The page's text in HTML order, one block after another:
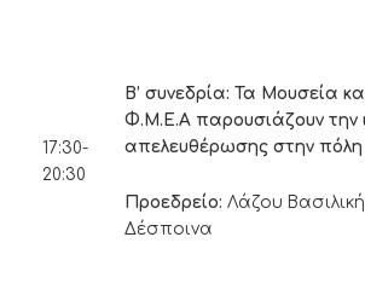
17:30-
20:30
Β’ συνεδρία: Τα Μουσεία
Φ.Μ.Ε.Α παρουσιάζουν την
απελευθέρωσης στην πόλη
Προεδρείο: Λάζου
Δέσποινα